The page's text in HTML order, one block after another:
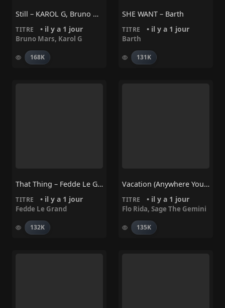
Still – KAROL G, Bruno Mars
TITRE • il y a 1 jour
Bruno Mars, Karol G
168K
SHE WANT – Barth
TITRE • il y a 1 jour
Barth
131K
That Thing – Fedde Le Grand
TITRE • il y a 1 jour
Fedde Le Grand
132K
Vacation (Anywhere You Wanna Go) – Flo Rida, Sage The Gemini
TITRE • il y a 1 jour
Flo Rida, Sage The Gemini
135K